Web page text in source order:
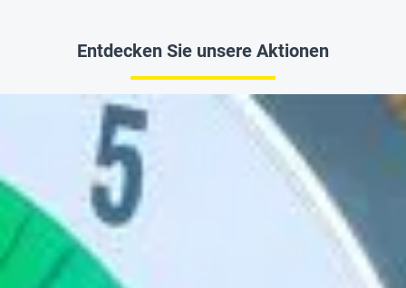
Entdecken Sie unsere Aktionen